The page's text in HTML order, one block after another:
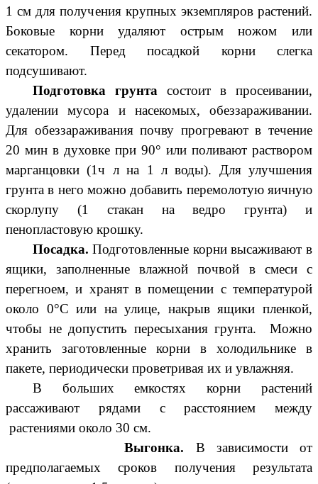
1 см для получения крупных экземпляров растений.
Боковые корни удаляют острым ножом или
секатором. Перед посадкой корни слегка
подсушивают.
Подготовка грунта состоит в просеивании,
удалении мусора и насекомых, обеззараживании.
Для обеззараживания почву прогревают в течение
20 мин в духовке при 90° или поливают раствором
марганцовки (1ч л на 1 л воды). Для улучшения
грунта в него можно добавить перемолотую яичную
скорлупу (1 стакан на ведро грунта) и
пенопластовую крошку.
Посадка. Подготовленные корни высаживают в
ящики, заполненные влажной почвой в смеси с
перегноем, и хранят в помещении с температурой
около 0°C или на улице, накрыв ящики пленкой,
чтобы не допустить пересыхания грунта. Можно
хранить заготовленные корни в холодильнике в
пакете, периодически проветривая их и увлажняя.
В больших емкостях корни растений
рассаживают рядами с расстоянием между
растениями около 30 см.
Выгонка. В зависимости от
предполагаемых сроков получения результата